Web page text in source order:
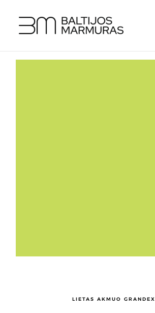
LIETAS AKMUO GRANDEX